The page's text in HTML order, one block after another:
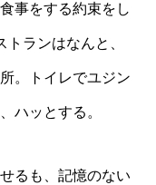
事をする約束をし
ランはなんと、
。トイレでユジン
ハッとする。
るも、記憶のない